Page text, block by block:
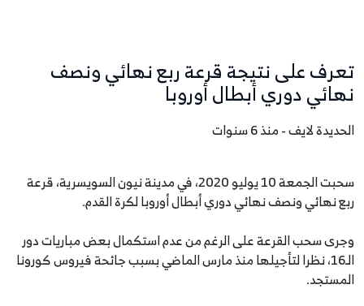
تعرف على نتيجة قرعة ربع نهائي ونصف
نهائي دوري أبطال أوروبا
الحديدة لايف - منذ 6 سنوات
سحبت الجمعة 10 يوليو 2020، في مدينة نيون السويسرية، قرعة
ربع نهائي ونصف نهائي دوري أبطال أوروبا لكرة القدم.
وجرى سحب القرعة على الرغم من عدم استكمال بعض مباريات دور
الـ16، نظرا لتأجيلها منذ مارس الماضي بسبب جائحة فيروس كورونا
المستجد.